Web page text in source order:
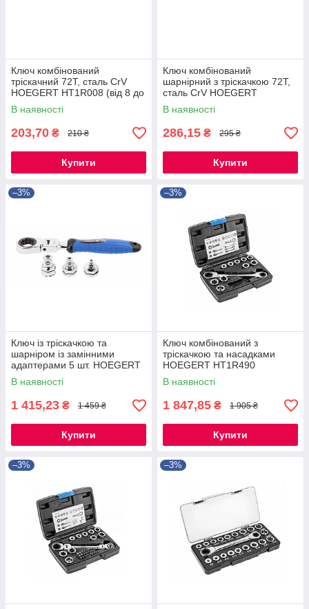
Ключ комбінований
тріскачний 72T, сталь CrV
HOEGERT HT1R008 (від 8 до
32 мм)
В наявності
203,70 ₴ 210 ₴
Купити
Ключ комбінований
шарнірний з тріскачкою 72T,
сталь CrV HOEGERT
HT1R050 (від 10 до 19 мм)
В наявності
286,15 ₴ 295 ₴
Купити
–3%
Ключ із тріскачкою та
шарніром із замінними
адаптерами 5 шт. HOEGERT
HT1R395
В наявності
1 415,23 ₴ 1 459 ₴
Купити
–3%
Ключ комбінований з
тріскачкою та насадками
HOEGERT HT1R490
В наявності
1 847,85 ₴ 1 905 ₴
Купити
–3% –3%